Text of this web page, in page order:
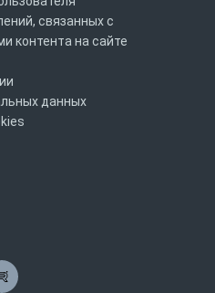
связанных с
контента на сайте
данных